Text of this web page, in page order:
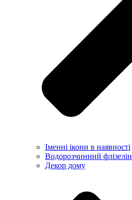
Іменні ікони в наявності
Водорозчинний флізелін
Декор дому